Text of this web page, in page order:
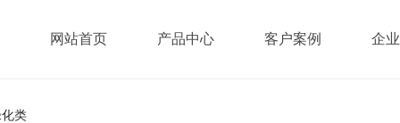
网站首页 产品中心 客户案例 企
类